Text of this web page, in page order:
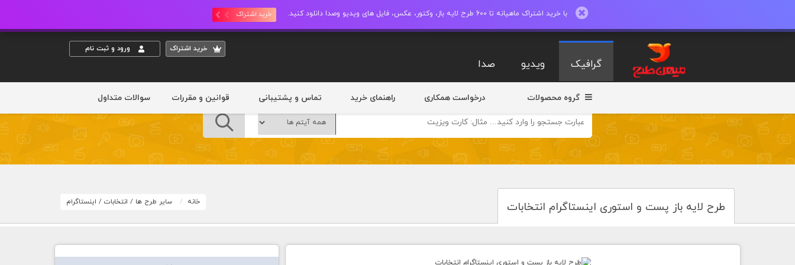
با خرید اشتراک ماهیانه تا 600 طرح لایه باز، وکتور، عکس، فایل های ویدیو وصدا دانلود کنید. خرید اشتراک
خريد اشتراک ورود و ثبت نام
گرافیک ویدیو صدا
گروه محصولات درخواست همکاری راهنمای خرید تماس و پشتیبانی قوانین و مقررات سوالات متداول
طرح لایه باز پست و استوری اینستاگرام انتخابات خانه سایر طرح ها / انتخابات / اینستاگرام